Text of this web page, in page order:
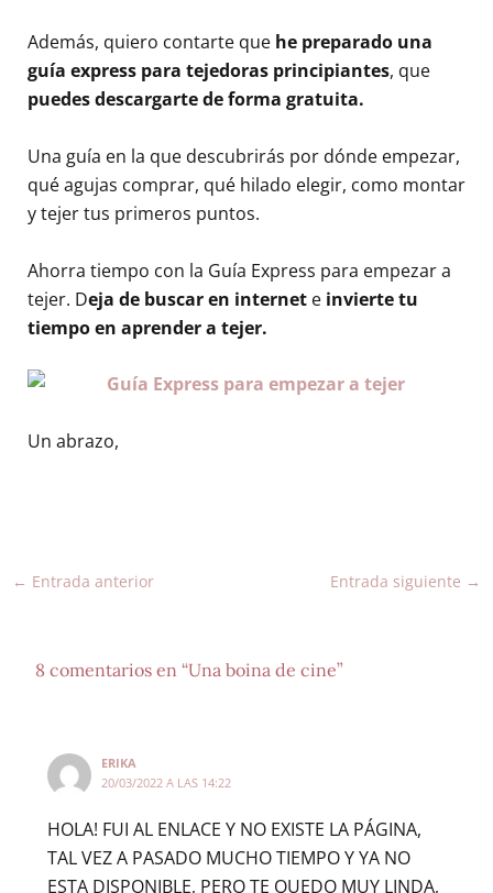
Además, quiero contarte que he preparado una
guía express para tejedoras principiantes, que
puedes descargarte de forma gratuita.
Una guía en la que descubrirás por dónde empezar,
qué agujas comprar, qué hilado elegir, como montar
y tejer tus primeros puntos.
Ahorra tiempo con la Guía Express para empezar a
tejer. Deja de buscar en internete invierte tu
tiempo en aprender a tejer.
Un abrazo,
← Entrada anterior Entrada siguiente →
8 comentarios en “Una boina de cine”
ERIKA
20/03/2022 A LAS 14:22
HOLA! FUI AL ENLACE Y NO EXISTE LA PÁGINA,
TAL VEZ A PASADO MUCHO TIEMPO Y YA NO
ESTA DISPONIBLE, PERO TE QUEDO MUY LINDA,